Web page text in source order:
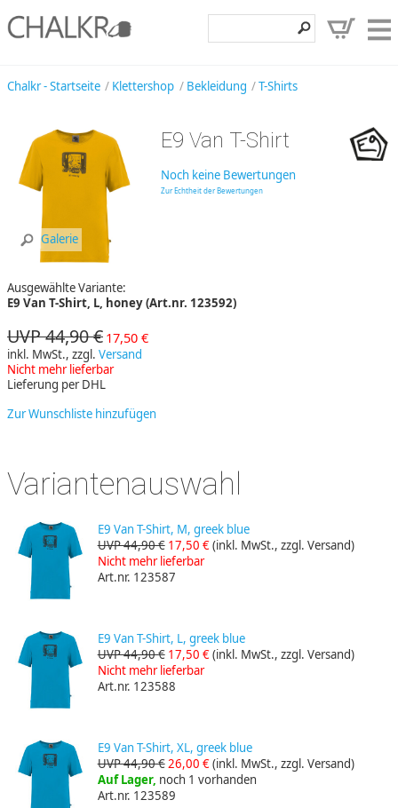
Entdecken
Chalkr - Startseite Klettershop Bekleidung T-Shirts
Galerie
E9 Van T-Shirt
Noch keine Bewertungen
Zur Echtheit der Bewertungen
Ausgewählte Variante:
E9 Van T-Shirt, L, honey (Art.nr. 123592)
UVP 44,90 € 17,50 €
inkl. MwSt., zzgl. Versand
Nicht mehr lieferbar
Lieferung per DHL
Zur Wunschliste hinzufügen
Variantenauswahl
E9 Van T-Shirt, M, greek blue
UVP 44,90 € 17,50 €(inkl. MwSt., zzgl. Versand)
Nicht mehr lieferbar
Art.nr. 123587
E9 Van T-Shirt, L, greek blue
UVP 44,90 € 17,50 €(inkl. MwSt., zzgl. Versand)
Nicht mehr lieferbar
Art.nr. 123588
E9 Van T-Shirt, XL, greek blue
UVP 44,90 €26,00 €(inkl. MwSt., zzgl. Versand)
Auf Lager, noch 1 vorhanden
Art.nr. 123589